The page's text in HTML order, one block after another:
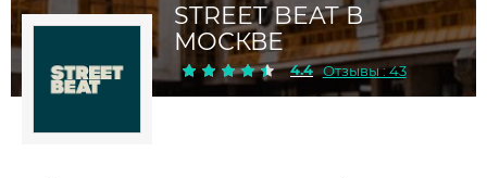
STREET BEAT В
МОСКВЕ
4.4 Отзывы : 43